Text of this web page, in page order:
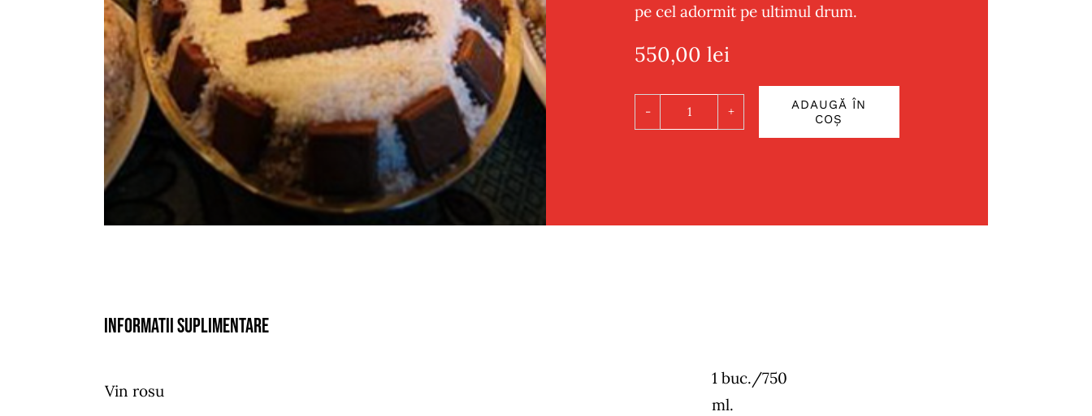
pe cel adormit pe ultimul drum.
550,00 lei
Cantitate
pers.
ADAUGĂ ÎN
COȘ
Informatii suplimentare
Vin rosu
1 buc./750
ml.